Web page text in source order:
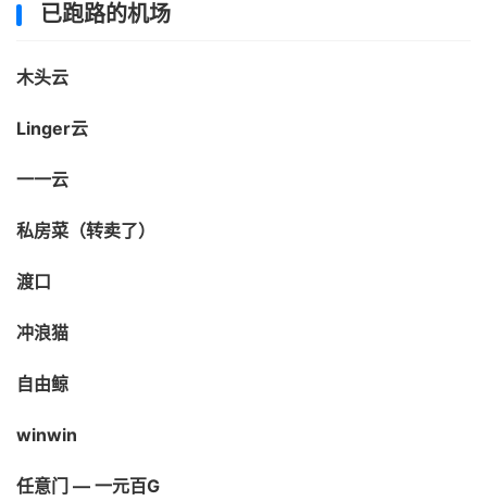
已跑路的机场
木头云
Linger云
一一云
私房菜（转卖了）
渡口
冲浪猫
自由鲸
winwin
任意门 — 一元百G